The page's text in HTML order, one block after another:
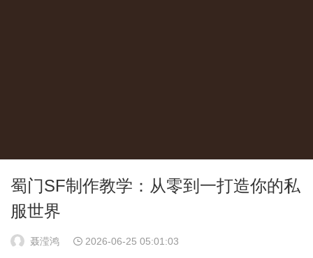
蜀门SF制作教学：从零到一打造你的私
服世界
聂滢鸿 2026-06-25 05:01:03